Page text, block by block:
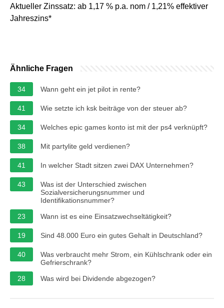
Aktueller Zinssatz: ab 1,17 % p.a. nom / 1,21% effektiver
Jahreszins*
Ähnliche Fragen
34 Wann geht ein jet pilot in rente?
41 Wie setzte ich ksk beiträge von der steuer ab?
34 Welches epic games konto ist mit der ps4 verknüpft?
38 Mit partylite geld verdienen?
41 In welcher Stadt sitzen zwei DAX Unternehmen?
43
Was ist der Unterschied zwischen
Sozialversicherungsnummer und
Identifikationsnummer?
23
Wann ist es eine Einsatzwechseltätigkeit?
19 Sind 48.000 Euro ein gutes Gehalt in Deutschland?
40
Was verbraucht mehr Strom, ein Kühlschrank oder ein
Gefrierschrank?
28
Was wird bei Dividende abgezogen?